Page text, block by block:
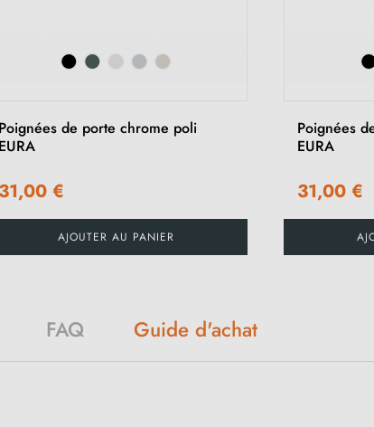
Poignées de porte chrome poli
EURA
31,00 €
AJOUTER AU PANIER
Poignées
EURA
31,00 €
FAQ Guide d'achat